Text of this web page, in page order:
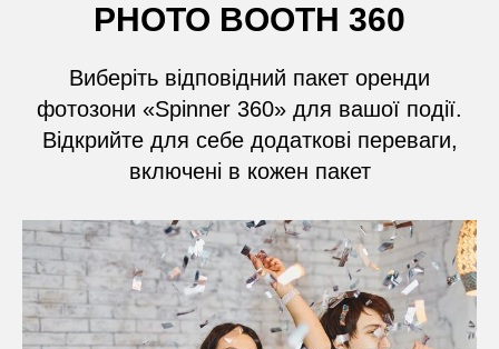
PHOTO BOOTH 360
Виберіть відповідний пакет оренди
фотозони «Spinner 360» для вашої події.
Відкрийте для себе додаткові переваги,
включені в кожен пакет